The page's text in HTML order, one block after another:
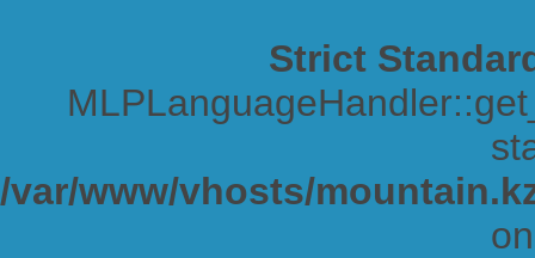
Strict
/var/www/vhosts/